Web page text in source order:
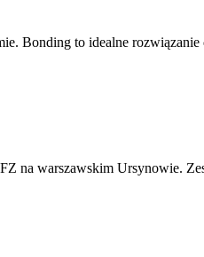
Bonding to idealne
na warszawskim Ursynowie.